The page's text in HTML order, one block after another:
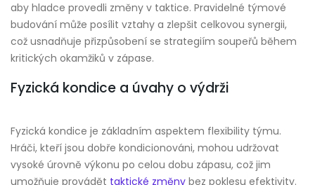
aby hladce provedli změny v taktice. Pravidelné týmové
budování může posílit vztahy a zlepšit celkovou synergii,
což usnadňuje přizpůsobení se strategiím soupeřů během
kritických okamžiků v zápase.
Fyzická kondice a úvahy o výdrži
Fyzická kondice je základním aspektem flexibility týmu.
Hráči, kteří jsou dobře kondicionováni, mohou udržovat
vysoké úrovně výkonu po celou dobu zápasu, což jim
umožňuje provádět taktické změny bez poklesu efektivity.